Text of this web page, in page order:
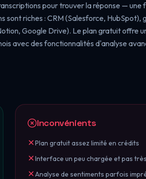
pour trouver la réponse —
riches : CRM (Salesforce, HubSpot),
Google Drive). Le plan gratuit offre
avec des fonctionnalités d'analyse
Inconvénients
Plan gratuit assez limité en crédits
Interface un peu chargée et pas
Analyse de sentiments parfois